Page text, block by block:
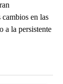
en las
a la persistente